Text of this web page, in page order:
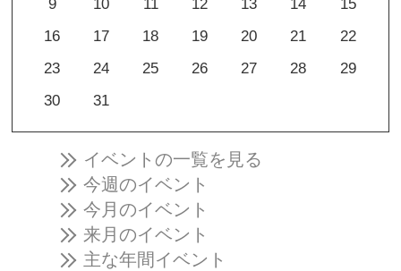
9
10 11 12 13 14
15
16
17 18 19 20 21
22
23
24 25 26 27 28
29
30
31
イベントの一覧を見る
今週のイベント
今月のイベント
来月のイベント
主な年間イベント